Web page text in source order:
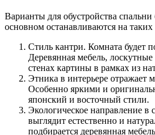
Варианты для обустройства
основном останавливаются на
Стиль кантри. Комната будет
Деревянная мебель,
стенах картины в рамках из
Этника в интерьере отражает
Особенно яркими и
японский и восточный стили.
Экологическое направление в
выглядит естественно и
подбирается деревянная